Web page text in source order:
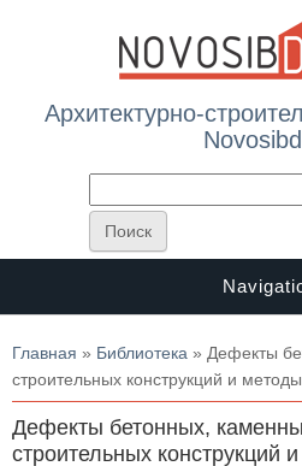
Архитектурно-
Вы здесь
Главная » Библиотека » Дефекты
строительных конструкций и
Дефекты бетонных,
строительных конструкций